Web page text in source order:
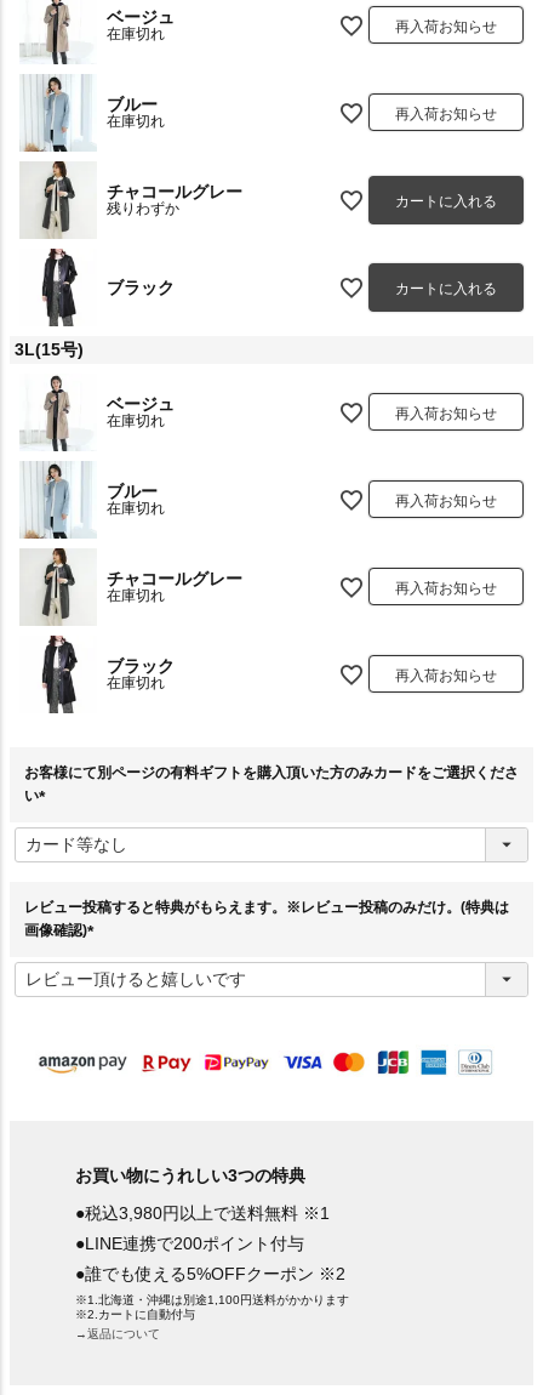
ベージュ
在庫切れ 再入荷お知らせ
ブルー
在庫切れ 再入荷お知らせ
チャコールグレー
残りわずか カートに入れる
ブラック カートに入れる
3L(15号)
ベージュ
在庫切れ 再入荷お知らせ
ブルー
在庫切れ 再入荷お知らせ
チャコールグレー
在庫切れ 再入荷お知らせ
ブラック
在庫切れ 再入荷お知らせ
お客様にて別ページの有料ギフトを購入頂いた方のみカードをご選択くださ
い
必
須
レビュー投稿すると特典がもらえます。※レビュー投稿のみだけ。(特典は
画像確認)
必
須
お買い物にうれしい3つの特典
●税込3,980円以上で送料無料 ※1
●LINE連携で200ポイント付与
●誰でも使える5%OFFクーポン ※2
※1.北海道・沖縄は別途1,100円送料がかかります
※2.カートに自動付与
→返品について